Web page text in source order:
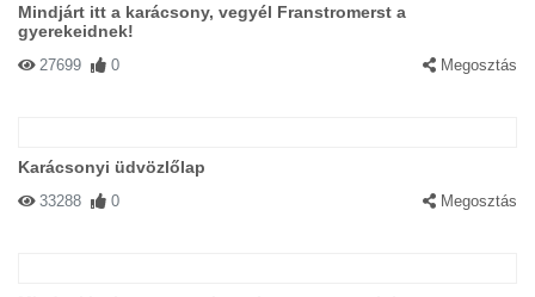
Mindjárt itt a karácsony, vegyél Franstromerst a
gyerekeidnek!
27699 0 Megosztás
Karácsonyi üdvözlőlap
33288 0 Megosztás